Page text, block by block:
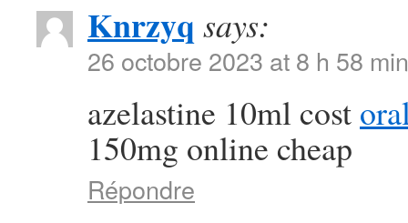
Knrzyq says:
26 octobre 2023 at 8 h 58 min
azelastine 10ml cost
150mg online cheap
Répondre